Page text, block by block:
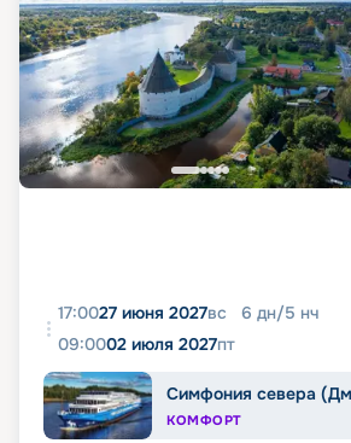
17:0027 июня 2027вс 6 дн/5 нч
09:0002 июля 2027пт
Симфония севера
КОМФОРТ